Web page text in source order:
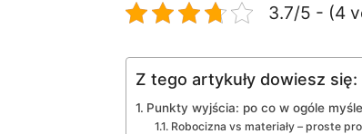
3.7/5 - (4
Z tego artykuły dowiesz się:
Punkty wyjścia: po co w ogóle
Robocizna vs materiały – proste